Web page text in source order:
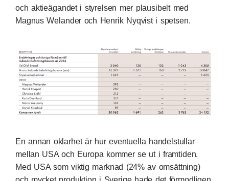
och aktieägandet i styrelsen mer plausibelt med
Magnus Welander och Henrik Nyqvist i spetsen.
En annan oklarhet är hur eventuella handelstullar
mellan USA och Europa kommer se ut i framtiden.
Med USA som viktig marknad (24% av omsättning)